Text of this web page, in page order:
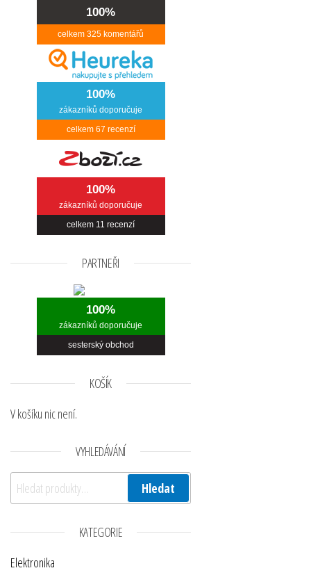
100%
celkem 325 komentářů
100%
zákazníků doporučuje
celkem 67 recenzí
100%
zákazníků doporučuje
celkem 11 recenzí
PARTNEŘI
100%
zákazníků doporučuje
sesterský obchod
KOŠÍK
V košíku nic není.
VYHLEDÁVÁNÍ
Hledat:
Hledat
KATEGORIE
Elektronika